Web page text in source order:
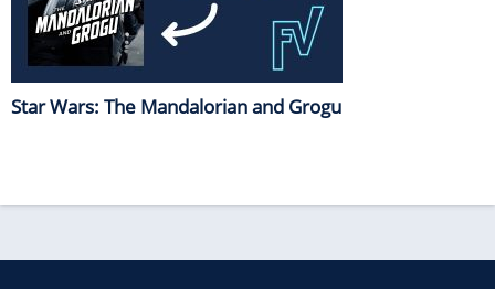
Star Wars: The Mandalorian and Grogu